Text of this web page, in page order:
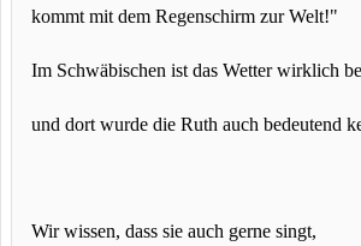
kommt mit dem Regenschirm zur Welt!"
Im Schwäbischen ist das Wetter wirklich
und dort wurde die Ruth auch bedeutend
Wir wissen, dass sie auch gerne singt,